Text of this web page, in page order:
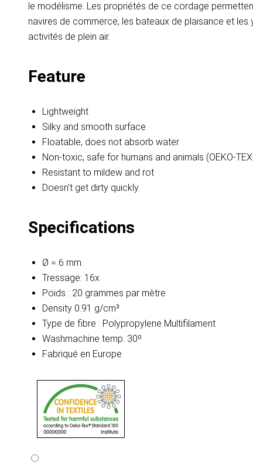
le modélisme. Les propriétés de ce cordage
navires de commerce, les bateaux de plaisance et
activités de plein air.
Feature
Lightweight
Silky and smooth surface
Floatable, does not absorb water
Non-toxic, safe for humans and animals (OEKO-
Resistant to mildew and rot
Doesn't get dirty quickly
Specifications
Ø = 6 mm.
Tressage: 16x
Poids : 20 grammes par mètre
Density 0.91 g/cm³
Type de fibre : Polypropylene Multifilament
Washmachine temp. 30º
Fabriqué en Europe